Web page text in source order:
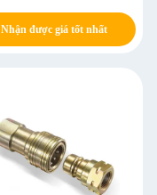
Nhận được giá tốt nhất